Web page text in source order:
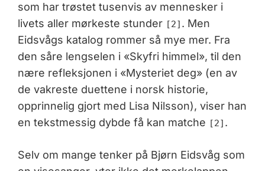
som har trøstet tusenvis av mennesker i
livets aller mørkeste stunder [2] . Men
Eidsvågs katalog rommer så mye mer. Fra
den såre lengselen i «Skyfri himmel», til den
nære refleksjonen i «Mysteriet deg» (en av
de vakreste duettene i norsk historie,
opprinnelig gjort med Lisa Nilsson), viser han
en tekstmessig dybde få kan matche [2] .
Selv om mange tenker på Bjørn Eidsvåg som